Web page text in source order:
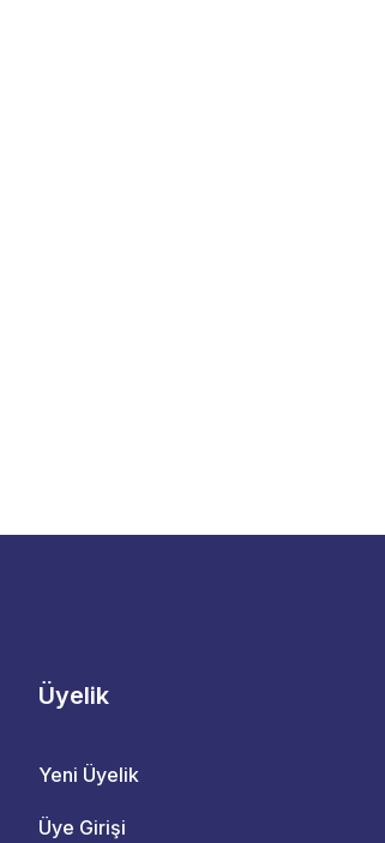
Üyelik
Yeni Üyelik
Üye Girişi